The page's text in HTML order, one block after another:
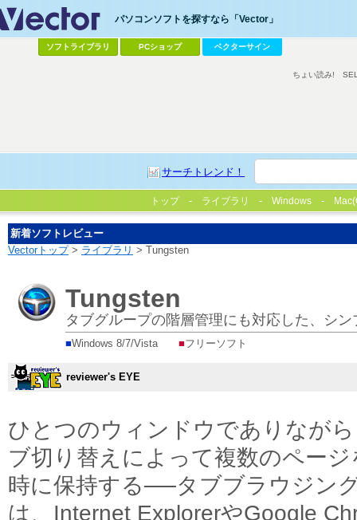
パソコンソフトを探すなら「Vector」
ソフトライブラリ PCショップ ベクターサイン
サーチトレンド！
ちょい読み!
トップ ライブラリ Windows
新着ソフトレビュー
Vectorトップ> ライブラリ > Tungsten
Tungsten
タブグループの階層管理にも対応した、シ
■Windows 8/7/Vista ■フリーソフト
reviewer's EYE
ひとつのウィンドウでありなが
ブ切り替えによって複数のページ
時に保持する──タブブラウジン
は、Internet ExplorerやGoogle